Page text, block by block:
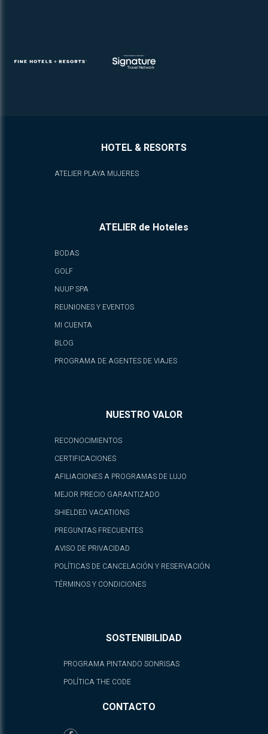
HOTEL & RESORTS
ATELIER PLAYA MUJERES
ATELIER de Hoteles
BODAS
GOLF
NUUP SPA
REUNIONES Y EVENTOS
MI CUENTA
BLOG
PROGRAMA DE AGENTES DE VIAJES
NUESTRO VALOR
RECONOCIMIENTOS
CERTIFICACIONES
AFILIACIONES A PROGRAMAS DE LUJO
MEJOR PRECIO GARANTIZADO
SHIELDED VACATIONS
PREGUNTAS FRECUENTES
AVISO DE PRIVACIDAD
POLÍTICAS DE CANCELACIÓN Y RESERVACIÓN
TÉRMINOS Y CONDICIONES
SOSTENIBILIDAD
PROGRAMA PINTANDO SONRISAS
POLÍTICA THE CODE
CONTACTO